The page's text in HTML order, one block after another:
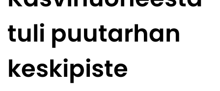
Ostoehdot
Maksutavat
Asennusapua ammattilaisilta
Eettiset ohjeet - Code of conduct
Tietoja henkilötietojen käsittelystä
Yleiskatsaus - Lasiterassit
Lasiterassipaketit
Suunnittele oma lasiterassipaketti
Lasiterassielementit
Lasiterassien katot
Yleiskatsaus - Kasvihuone
Kasvihuone
Myrskynkestävä kasvihuone
Puinen kasvihuone
Puutarharakennukset
KATEGORIAT
Yleiskatsaus - Puutarharakennukset
Mökit
Ulkoaltaat ja Paljut
KATEGORIAT
Pergola
tuli puutarhan
keskipiste